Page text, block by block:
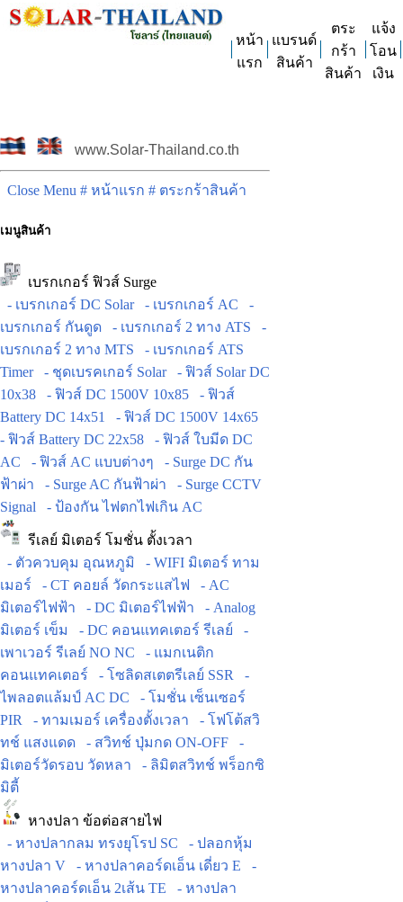
หน้า
แรก
แบรนด์
สินค้า
ตระ
กร้า
สินค้า
แจ้ง
โอน
เงิน
www.Solar-Thailand.co.th
Close Menu # หน้าแรก # ตระกร้าสินค้า
เมนูสินค้า
เบรกเกอร์ ฟิวส์ Surge
- เบรกเกอร์ DC Solar
- เบรกเกอร์ AC
-
เบรกเกอร์ กันดูด
- เบรกเกอร์ 2 ทาง ATS
-
เบรกเกอร์ 2 ทาง MTS
- เบรกเกอร์ ATS
Timer
- ชุดเบรคเกอร์ Solar
- ฟิวส์ Solar DC
10x38
- ฟิวส์ DC 1500V 10x85
- ฟิวส์
Battery DC 14x51
- ฟิวส์ DC 1500V 14x65
- ฟิวส์ Battery DC 22x58
- ฟิวส์ ใบมีด DC
AC
- ฟิวส์ AC แบบต่างๆ
- Surge DC กัน
ฟ้าผ่า
- Surge AC กันฟ้าผ่า
- Surge CCTV
Signal
- ป้องกัน ไฟตกไฟเกิน AC
รีเลย์ มิเตอร์ โมชั่น ตั้งเวลา
- ตัวควบคุม อุณหภูมิ
- WIFI มิเตอร์ ทาม
เมอร์
- CT คอยล์ วัดกระแสไฟ
- AC
มิเตอร์ไฟฟ้า
- DC มิเตอร์ไฟฟ้า
- Analog
มิเตอร์ เข็ม
- DC คอนแทคเตอร์ รีเลย์
-
เพาเวอร์ รีเลย์ NO NC
- แมกเนติก
คอนแทคเตอร์
- โซลิดสเตตรีเลย์ SSR
-
ไพลอตแล้มป์ AC DC
- โมชั่น เซ็นเซอร์
PIR
- ทามเมอร์ เครื่องตั้งเวลา
- โฟโต้สวิ
ทช์ แสงแดด
- สวิทช์ ปุ่มกด ON-OFF
-
มิเตอร์วัดรอบ วัดหลา
- ลิมิตสวิทช์ พร็อกซิ
มิตี้
หางปลา ข้อต่อสายไฟ
- หางปลากลม ทรงยุโรป SC
- ปลอกหุ้ม
หางปลา V
- หางปลาคอร์ดเอ็น เดี่ยว E
-
หางปลาคอร์ดเอ็น 2เส้น TE
- หางปลา